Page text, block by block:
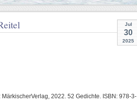
Jul
30
2025
2022. 52 Gedichte. ISBN: 978-3-